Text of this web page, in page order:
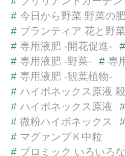
# 今日から野菜 野菜の
# プランティア 花と野
# 専用液肥 -開花促進- #
# 専用液肥 -野菜- # 専
# 専用液肥 -観葉植物-
# ハイポネックス原液
# ハイポネックス原液 #
# 微粉ハイポネックス #
# マグァンプＫ中粒
# プロミック いろいろ